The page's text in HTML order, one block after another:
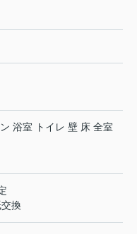
浴室 トイレ 壁 床 全室
換